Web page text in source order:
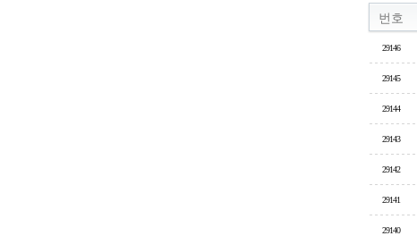
번호
29146
29145
29144
29143
29142
29141
29140